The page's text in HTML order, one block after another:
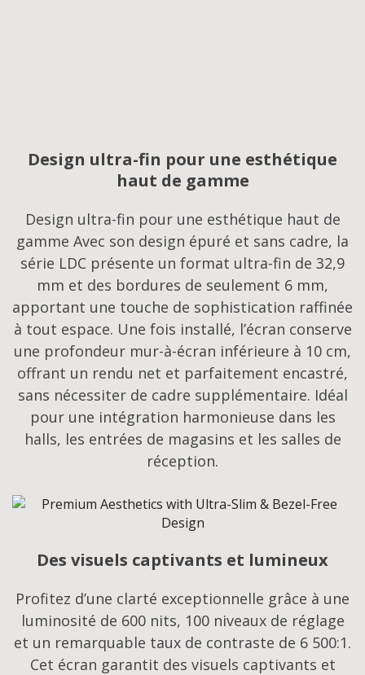
Design ultra-fin pour une esthétique
haut de gamme
Design ultra-fin pour une esthétique haut de
gamme Avec son design épuré et sans cadre, la
série LDC présente un format ultra-fin de 32,9
mm et des bordures de seulement 6 mm,
apportant une touche de sophistication raffinée
à tout espace. Une fois installé, l’écran conserve
une profondeur mur-à-écran inférieure à 10 cm,
offrant un rendu net et parfaitement encastré,
sans nécessiter de cadre supplémentaire. Idéal
pour une intégration harmonieuse dans les
halls, les entrées de magasins et les salles de
réception.
Des visuels captivants et lumineux
Profitez d’une clarté exceptionnelle grâce à une
luminosité de 600 nits, 100 niveaux de réglage
et un remarquable taux de contraste de 6 500:1.
Cet écran garantit des visuels captivants et